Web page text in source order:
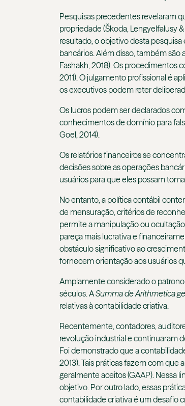
Pesquisas precedentes revelaram
propriedade (Škoda, Lengyelfalusy
resultado, o objetivo desta
bancários. Além disso, também são
Fashakh, 2018). Os procedimentos
2011). O julgamento profissional é
os executivos podem reter
Os lucros podem ser declarados
conhecimentos de domínio para
Goel, 2014).
Os relatórios financeiros se
decisões sobre as operações
usuários para que eles possam
No entanto, a política contábil
de mensuração, critérios de
permite a manipulação ou
pareça mais lucrativa e
obstáculo significativo ao
fornecem orientação aos usuários
Amplamente considerado o
séculos. ASumma de Arithmetica
relativas à contabilidade criativa.
Recentemente, contadores,
revolução industrial e continuaram
Foi demonstrado que a
2013). Tais práticas fazem com
geralmente aceitos (GAAP). Nessa
objetivo. Por outro lado, essas
contabilidade criativa é um desafio